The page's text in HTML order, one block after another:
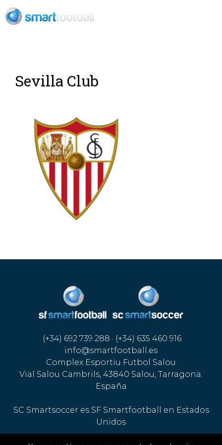
Sevilla Club
(+34) 692 739 288 · (+34) 635 460 916
info@smartfootball.es
Complex Esportiu Futbol Salou
Vial Salou Cambrils, 43840 Salou, Tarragona.
España
SC Smartsoccer es SF Smartfootball en Estados
Unidos